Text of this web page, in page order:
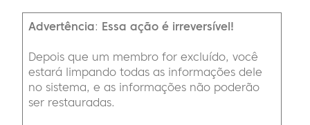
Advertência: Essa ação é irreversível!
Depois que um membro for excluído, você
estará limpando todas as informações dele
no sistema, e as informações não poderão
ser restauradas.